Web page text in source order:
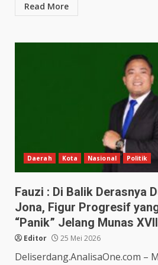
Read More
Daerah Kota Nasional Politik
Fauzi : Di Balik Derasnya
Jona, Figur Progresif
“Panik” Jelang Munas
Editor 25 Mei 2026
Deliserdang.AnalisaOne.com –